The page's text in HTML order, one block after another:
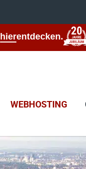
hierentdecken.
WEBHOSTING